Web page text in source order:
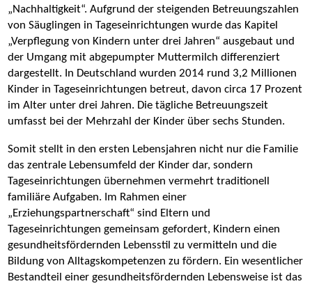
„Nachhaltigkeit“. Aufgrund der steigenden Betreuungszahlen
von Säuglingen in Tageseinrichtungen wurde das Kapitel
„Verpflegung von Kindern unter drei Jahren“ ausgebaut und
der Umgang mit abgepumpter Muttermilch differenziert
dargestellt. In Deutschland wurden 2014 rund 3,2 Millionen
Kinder in Tageseinrichtungen betreut, davon circa 17 Prozent
im Alter unter drei Jahren. Die tägliche Betreuungszeit
umfasst bei der Mehrzahl der Kinder über sechs Stunden.
Somit stellt in den ersten Lebensjahren nicht nur die Familie
das zentrale Lebensumfeld der Kinder dar, sondern
Tageseinrichtungen übernehmen vermehrt traditionell
familiäre Aufgaben. Im Rahmen einer
„Erziehungspartnerschaft“ sind Eltern und
Tageseinrichtungen gemeinsam gefordert, Kindern einen
gesundheitsfördernden Lebensstil zu vermitteln und die
Bildung von Alltagskompetenzen zu fördern. Ein wesentlicher
Bestandteil einer gesundheitsfördernden Lebensweise ist das